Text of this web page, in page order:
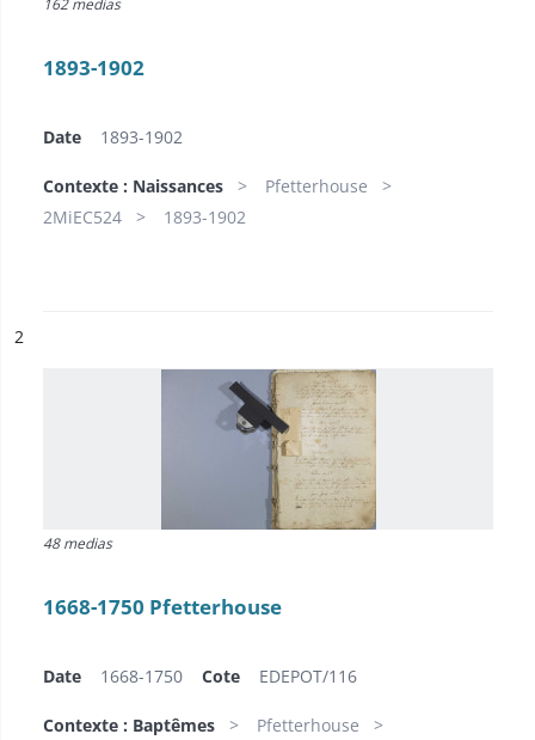
162 medias
1893-1902
Date 1893-1902
Contexte : Naissances
Pfetterhouse
2MiEC524
1893-1902
n°
2
48 medias
1668-1750 Pfetterhouse
Date 1668-1750 Cote EDEPOT/116
Contexte : Baptêmes
Pfetterhouse